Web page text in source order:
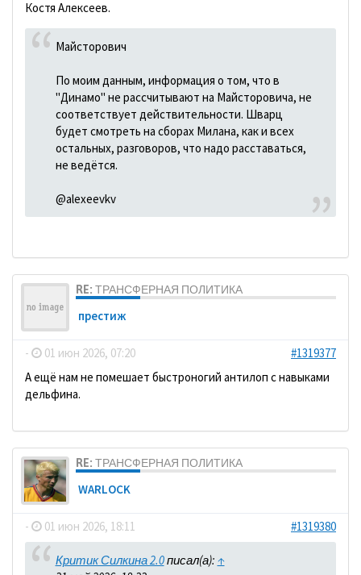
Костя Алексеев.
Майсторович
По моим данным, информация о том, что в
"Динамо" не рассчитывают на Майсторовича, не
соответствует действительности. Шварц
будет смотреть на сборах Милана, как и всех
остальных, разговоров, что надо расставаться,
не ведётся.
@alexeevkv
RE: ТРАНСФЕРНАЯ ПОЛИТИКА
престиж
- 01 июн 2026, 07:20
#1319377
А ещё нам не помешает быстроногий антилоп с навыками
дельфина.
RE: ТРАНСФЕРНАЯ ПОЛИТИКА
WARLOCK
- 01 июн 2026, 18:11 #1319380
Критик Силкина 2.0писал(а): ↑